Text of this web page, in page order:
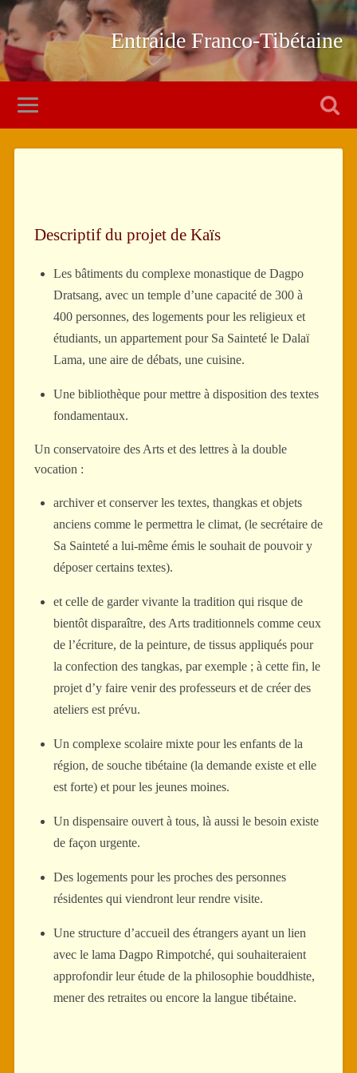
Entraide Franco-Tibétaine
Descriptif du projet de Kaïs
Les bâtiments du complexe monastique de Dagpo
Dratsang, avec un temple d’une capacité de 300 à
400 personnes, des logements pour les religieux et
étudiants, un appartement pour Sa Sainteté le Dalaï
Lama, une aire de débats, une cuisine.
Une bibliothèque pour mettre à disposition des textes
fondamentaux.
Un conservatoire des Arts et des lettres à la double
vocation :
archiver et conserver les textes, thangkas et objets
anciens comme le permettra le climat, (le secrétaire de
Sa Sainteté a lui-même émis le souhait de pouvoir y
déposer certains textes).
et celle de garder vivante la tradition qui risque de
bientôt disparaître, des Arts traditionnels comme ceux
de l’écriture, de la peinture, de tissus appliqués pour
la confection des tangkas, par exemple ; à cette fin, le
projet d’y faire venir des professeurs et de créer des
ateliers est prévu.
Un complexe scolaire mixte pour les enfants de la
région, de souche tibétaine (la demande existe et elle
est forte) et pour les jeunes moines.
Un dispensaire ouvert à tous, là aussi le besoin existe
de façon urgente.
Des logements pour les proches des personnes
résidentes qui viendront leur rendre visite.
Une structure d’accueil des étrangers ayant un lien
avec le lama Dagpo Rimpotché, qui souhaiteraient
approfondir leur étude de la philosophie bouddhiste,
mener des retraites ou encore la langue tibétaine.